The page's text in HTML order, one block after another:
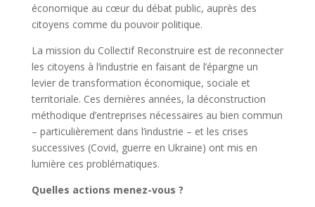
économique au cœur du débat public, auprès des
citoyens comme du pouvoir politique.
La mission du Collectif Reconstruire est de reconnecter
les citoyens à l’industrie en faisant de l’épargne un
levier de transformation économique, sociale et
territoriale. Ces dernières années, la déconstruction
méthodique d’entreprises nécessaires au bien commun
– particulièrement dans l’industrie – et les crises
successives (Covid, guerre en Ukraine) ont mis en
lumière ces problématiques.
Quelles actions menez-vous ?